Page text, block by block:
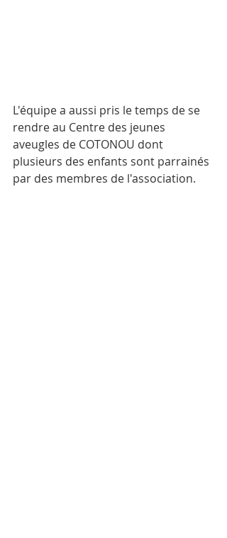
L'équipe a aussi pris le temps de se
rendre au Centre des jeunes
aveugles de COTONOU dont
plusieurs des enfants sont parrainés
par des membres de l'association.